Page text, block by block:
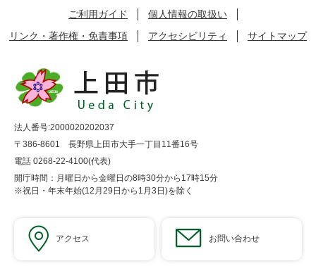
ご利用ガイド
個人情報の取扱い
リンク・著作権・免責事項
アクセシビリティ サイトマップ
法人番号:2000020202037
〒386-8601 長野県上田市大手一丁目11番16号
電話 0268-22-4100(代表)
開庁時間：月曜日から金曜日の8時30分から17時15分
※祝日・年末年始(12月29日から1月3日)を除く
アクセス お問い合わせ